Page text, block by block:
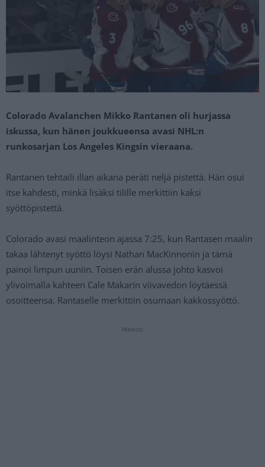
Colorado Avalanchen Mikko Rantanen oli hurjassa
iskussa, kun hänen joukkueensa avasi NHL:n
runkosarjan Los Angeles Kingsin vieraana.
Rantanen tehtaili illan aikana peräti neljä pistettä. Hän osui
itse kahdesti, minkä lisäksi tilille merkittiin kaksi
syöttöpistettä.
Colorado avasi maalinteon ajassa 7:25, kun Rantasen maalin
takaa lähtenyt syöttö löysi Nathan MacKinnonin ja tämä
painoi limpun uuniin. Toisen erän alussa johto kasvoi
ylivoimalla kahteen Cale Makarin viivavedon löytäessä
osoitteensa. Rantaselle merkittiin osumaan kakkossyöttö.
Mainos: